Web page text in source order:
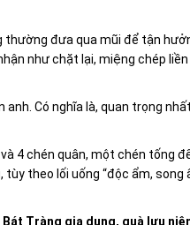
đưa qua mũi để tận
như chặt lại, miệng chép
Có nghĩa là, quan trọng
4 chén quân, một chén tống
theo lối uống “độc ẩm, song
Tràng gia dụng, quà lưu